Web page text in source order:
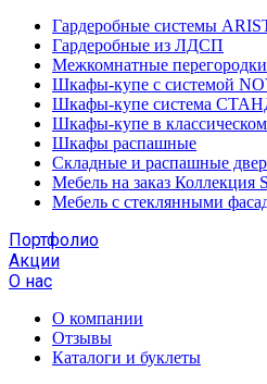
Гардеробные системы
Гардеробные из ЛДСП
Межкомнатные перегородки
Шкафы-купе с системой
Шкафы-купе система
Шкафы-купе в
Шкафы распашные
Складные и распашные
Мебель на заказ Коллекция
Мебель с стеклянными
Портфолио
Акции
О нас
О компании
Отзывы
Каталоги и буклеты